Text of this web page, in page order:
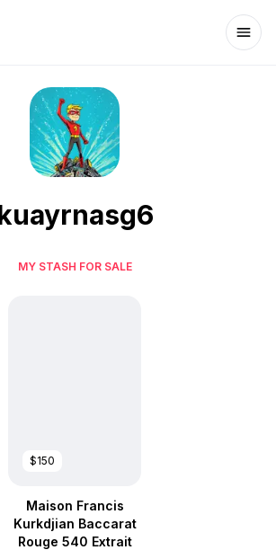
MY STASH FOR SALE
$150
Maison Francis
Kurkdjian Baccarat
Rouge 540 Extrait